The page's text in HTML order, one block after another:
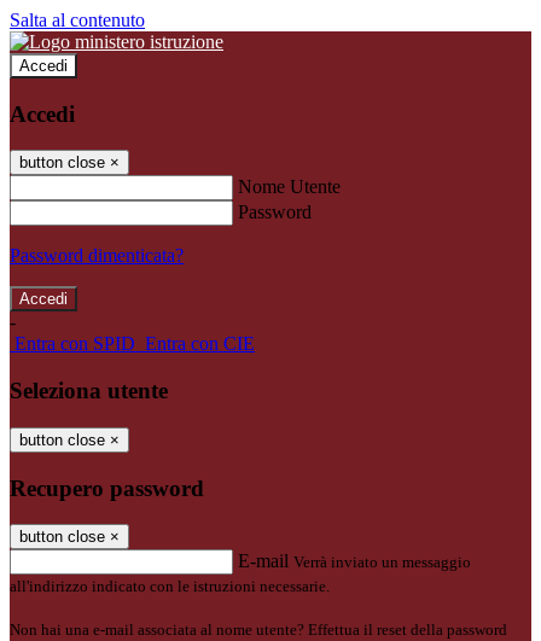
Salta al contenuto
Accedi
Accedi
button close ×
Nome Utente
Password
Password dimenticata?
-
Entra con SPID Entra con CIE
Seleziona utente
button close ×
Recupero password
button close ×
E-mail Verrà inviato un messaggio
all'indirizzo indicato con le istruzioni necessarie.
Non hai una e-mail associata al nome utente? Effettua il reset della password